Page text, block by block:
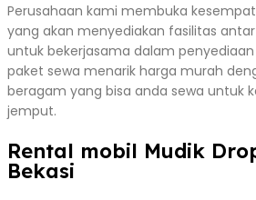
Perusahaan kami membuka
yang akan menyediakan fasilitas
untuk bekerjasama dalam
paket sewa menarik harga murah
beragam yang bisa anda sewa untuk
jemput.
Rental mobil Mudik
Bekasi